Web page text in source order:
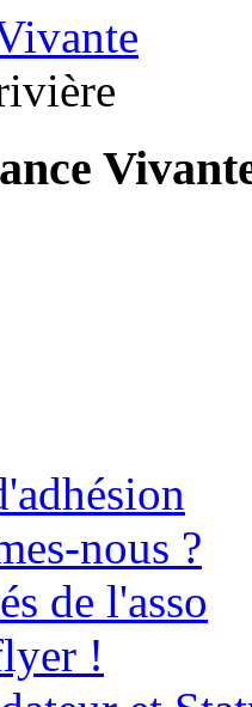
nous ?
de l'asso
!